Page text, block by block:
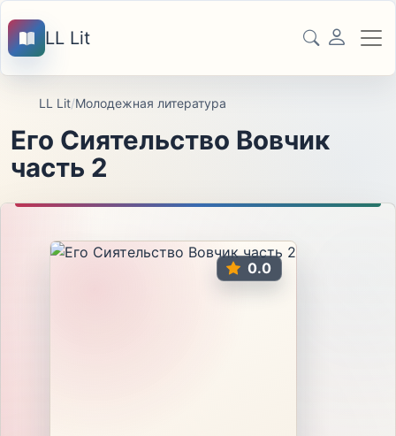
LL Lit
LL Lit/Молодежная литература
Его Сиятельство Вовчик
часть 2
0.0